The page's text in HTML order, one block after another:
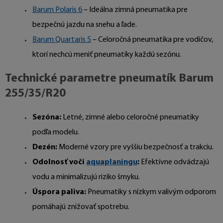
Barum Polaris 6– Ideálna zimná pneumatika pre
bezpečnú jazdu na snehu a ľade.
Barum Quartaris 5 – Celoročná pneumatika pre vodičov,
ktorí nechcú meniť pneumatiky každú sezónu.
Technické parametre pneumatík Barum
255/35/R20
Sezóna: Letné, zimné alebo celoročné pneumatiky
podľa modelu.
Dezén: Moderné vzory pre vyššiu bezpečnosť a trakciu.
Odolnosť voči aquaplaningu: Efektívne odvádzajú
vodu a minimalizujú riziko šmyku.
Úspora paliva: Pneumatiky s nízkym valivým odporom
pomáhajú znižovať spotrebu.